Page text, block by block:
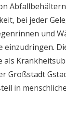
bei jeder
und
einzudringen.
als
Großstadt
in